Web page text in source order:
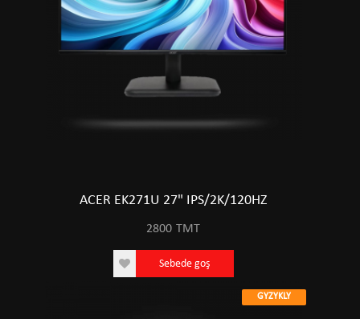
ACER EK271U 27" IPS/2K/120HZ
2800 TMT
Sebede goş
GYZYKLY